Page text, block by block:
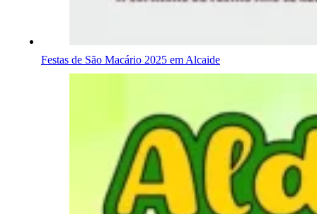
Festas de São Macário 2025 em Alcaide